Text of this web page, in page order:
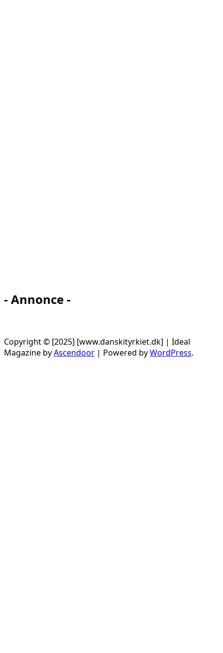
- Annonce -
Copyright © [2025] [www.danskityrkiet.dk] | Ideal
Magazine byAscendoor | Powered byWordPress.